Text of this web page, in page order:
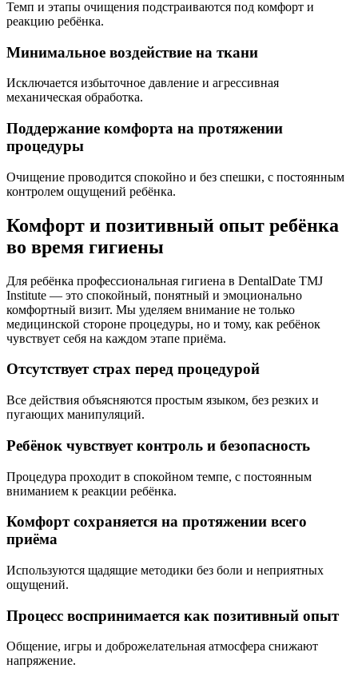
Темп и этапы очищения подстраиваются под комфорт и
реакцию ребёнка.
Минимальное воздействие на ткани
Исключается избыточное давление и агрессивная
механическая обработка.
Поддержание комфорта на протяжении
процедуры
Очищение проводится спокойно и без спешки, с постоянным
контролем ощущений ребёнка.
Комфорт и позитивный опыт ребёнка
во время гигиены
Для ребёнка профессиональная гигиена в DentalDate TMJ
Institute — это спокойный, понятный и эмоционально
комфортный визит. Мы уделяем внимание не только
медицинской стороне процедуры, но и тому, как ребёнок
чувствует себя на каждом этапе приёма.
Отсутствует страх перед процедурой
Все действия объясняются простым языком, без резких и
пугающих манипуляций.
Ребёнок чувствует контроль и безопасность
Процедура проходит в спокойном темпе, с постоянным
вниманием к реакции ребёнка.
Комфорт сохраняется на протяжении всего
приёма
Используются щадящие методики без боли и неприятных
ощущений.
Процесс воспринимается как позитивный опыт
Общение, игры и доброжелательная атмосфера снижают
напряжение.